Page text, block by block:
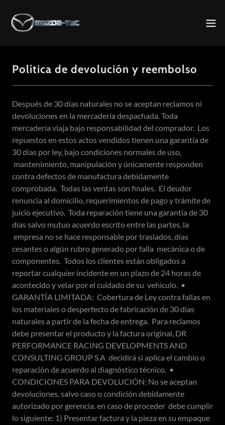
Política de devolución y reembolso
Después de 30 días naturales no se aceptan reclamos ni
devoluciones en la mercadería despachada. Toda
mercadería viaja bajo responsabilidad del comprador. Los
repuestos en estos actos vendidos tienen una garantía de
30 días por ley, bajo condiciones normales de uso,
mantenimiento, manipulación y únicamente responden
contra defectos de manufactura debidamente
comprobada. Todas las ventas son finales. El deudor
renuncia al domicilio, requerimientos de pago y trámite de
juicio ejecutivo. Toda reparación tiene una garantía de 30
días salvo mutuo acuerdo escrito entre las partes, la
empresa no se hace responsable por traslados, días
cesantes o algún rubro generado por falla mecánica o de
componentes. Todos los clientes están obligados a
reportar cualquier incidente en un plazo de 24 horas de
acontecido y velar por el cuidado de su vehículo. •
GARANTÍA LIMITADA: Cobertura de Ley contra fallas en
los materiales o desperfecto de fabricación de 30 días
naturales a partir de la fecha de entrega. Para reclamos
debe presentar el producto y la factura original, DR
PERFORMANCE RACING DEVELOPMENTS AND
CONSULTING GROUP S.A decidirá si aplica el cambio o
reparación de acuerdo al diagnóstico técnico. •
CONDICIONES PARA DEVOLUCIÓN: No se aceptan
devoluciones, salvo caso o condición debidamente
autorizado por gerencia. en caso de proceder debe cumplir
lo siguiente: 1) Presentar factura y la pieza en su empaque